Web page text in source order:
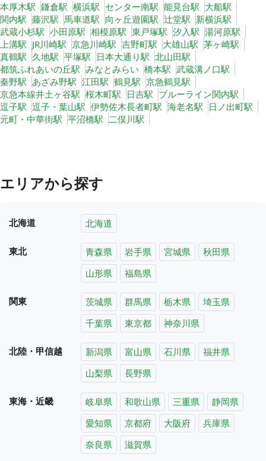
本厚木駅 鎌倉駅 横浜駅 センター南駅 能見台駅 大船駅
関内駅 藤沢駅 馬車道駅 向ヶ丘遊園駅 辻堂駅 新横浜駅
武蔵小杉駅 小田原駅 相模原駅 東戸塚駅 汐入駅 湯河原駅
上溝駅 JR川崎駅 京急川崎駅 吉野町駅 大雄山駅 茅ヶ崎駅
真鶴駅 久地駅 平塚駅 日本大通り駅 北山田駅
都筑ふれあいの丘駅 みなとみらい 橋本駅 武蔵溝ノ口駅
秦野駅 あざみ野駅 江田駅 鶴見駅 京急鶴見駅
京急本線井土ヶ谷駅 桜木町駅 日吉駅 ブルーライン関内駅
逗子駅 逗子・葉山駅 伊勢佐木長者町駅 海老名駅 日ノ出町駅
元町・中華街駅 平沼橋駅 二俣川駅
エリアから探す
北海道 北海道
東北 青森県 岩手県 宮城県
秋田県
山形県
福島県
関東 茨城県 群馬県 栃木県
埼玉県
千葉県
東京都 神奈川県
北陸・甲信越 新潟県 富山県 石川県
福井県
山梨県
長野県
東海・近畿 岐阜県 和歌山県 三重県
静岡県
愛知県
京都府 大阪府
兵庫県
奈良県
滋賀県